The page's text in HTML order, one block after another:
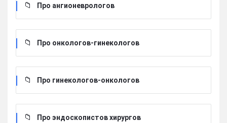
Про ангионеврологов
Про онкологов-гинекологов
Про гинекологов-онкологов
Про эндоскопистов хирургов